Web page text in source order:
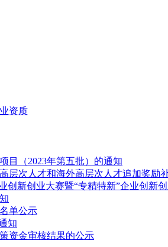
资质
目（2023年第五批）的通知
次人才和海外高层次人才追加奖励
创新创业大赛暨“专精特新”企业创新
单公示
知
资金审核结果的公示